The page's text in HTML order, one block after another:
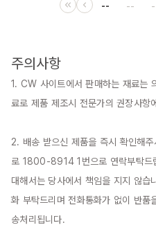
-- --
주의사항
1. CW 사이트에서 판매하는 재료는
료로 제품 제조시 전문가의 권장사항
2. 배송 받으신 제품을 즉시 확인해
로 1800-8914 1번으로 연락부탁드
대해서는 당사에서 책임을 지지 않
화 부탁드리며 전화통화가 없이 반
송처리됩니다.